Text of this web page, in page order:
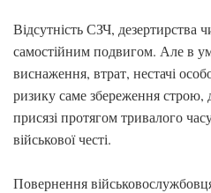
Відсутність СЗЧ, дезертирства
самостійним подвигом. Але в
виснаження, втрат, нестачі
ризику саме збереження строю,
присязі протягом тривалого
військової честі.
Повернення